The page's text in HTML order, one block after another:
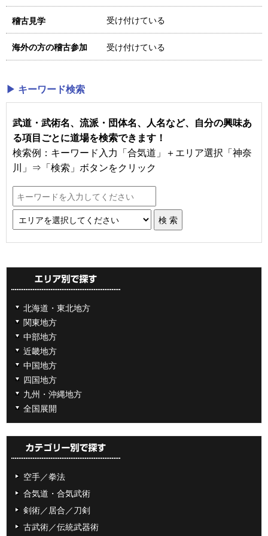
稽古見学 受け付けている
海外の方の稽古参加 受け付けている
▶ キーワード検索
武道・武術名、流派・団体名、人名など、自分の興味あ
る項目ごとに道場を検索できます！
検索例：キーワード入力「合気道」＋エリア選択「神奈
川」⇒「検索」ボタンをクリック
北海道・東北地方
関東地方
中部地方
近畿地方
中国地方
四国地方
九州・沖縄地方
全国展開
空手／拳法
合気道・合気武術
剣術／居合／刀剣
古武術／伝統武器術